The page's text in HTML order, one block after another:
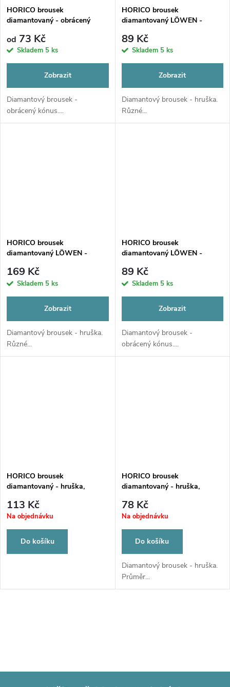
HORICO brousek
diamantovaný - obrácený
od 73 Kč
Skladem 5 ks
Zobrazit
Diamantový brousek -
obrácený kónus....
HORICO brousek
diamantovaný LÖWEN -
89 Kč
Skladem 5 ks
Zobrazit
Diamantový brousek - hruška.
Různé...
HORICO brousek
diamantovaný LÖWEN -
169 Kč
Skladem 5 ks
Zobrazit
Diamantový brousek - hruška.
Různé...
HORICO brousek
diamantovaný LÖWEN -
89 Kč
Skladem 5 ks
Zobrazit
Diamantový brousek -
obrácený kónus....
HORICO brousek
diamantovaný - hruška,
113 Kč
Na objednávku
Do košíku
HORICO brousek
diamantovaný - hruška,
78 Kč
Na objednávku
Do košíku
Diamantový brousek - hruška.
Průměr...